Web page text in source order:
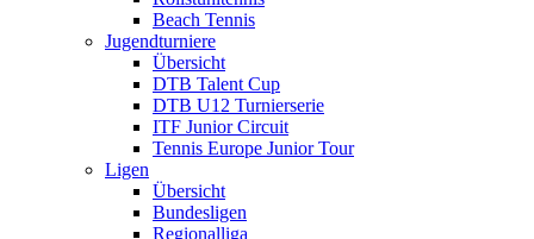
Beach Tennis
Jugendturniere
Übersicht
DTB Talent Cup
DTB U12 Turnierserie
ITF Junior Circuit
Tennis Europe Junior Tour
Ligen
Übersicht
Bundesligen
Regionalliga